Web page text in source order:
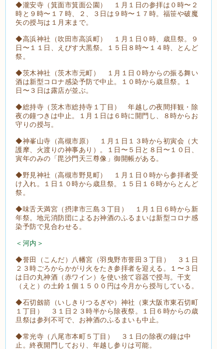
◆瀧安寺（箕面市箕面公園） １月１日の参拝は０時〜２
時と９時〜１７時、２、３日は９時〜１７時。福笹や破魔
矢の授与は１月末まで。
◆高浜神社（吹田市高浜町） １月１日０時、歳旦祭。９
日〜１１日、えびす大黒祭。１５日８時〜１４時、とんど
祭。
◆茨木神社（茨木市元町） １月１日０時からの振る舞い
酒は新型コロナ感染予防で中止。１０時から歳旦祭。１
日〜３日は露店が並ぶ。
◆総持寺（茨木市総持寺１丁目） 年越しの夜間拝観・除
夜の鐘つきは中止。１月１日は６時に開門し、８時からお
守りの授与。
◆神峯山寺（高槻市原） １月１日１３時から初寅会（大
護摩、火渡りの神事あり）。１日〜５日と８日〜１０日、
寅年のみの「毘沙門天三尊像」御開帳がある。
◆野見神社（高槻市野見町） １月１日０時から参拝者受
け入れ。１日１０時から歳旦祭。１５日１６時からとんど
祭。
◆味舌天満宮（摂津市三島３丁目） １月１日６時から新
年祭。地元消防団によるお神酒のふるまいは新型コロナ感
染予防で見合わせる。
＜河内＞
◆誉田（こんだ）八幡宮（羽曳野市誉田３丁目） ３１日
２３時ごろからかがり火をたき参拝者を迎える。１〜３日
は日の丸神酒（赤ワイン）を使い捨て容器で授与。干支
（えと）の土鈴１個１５００円は今月から授与している。
◆石切劔箭（いしきりつるぎや）神社（東大阪市東石切町
１丁目） ３１日２３時半から除夜祭。１日６時からの歳
旦祭は参列不可で、お神酒のふるまいも中止。
◆常光寺（八尾市本町５丁目） ３１日の除夜の鐘は中
止。終夜開門しており、年越し参りは可能。